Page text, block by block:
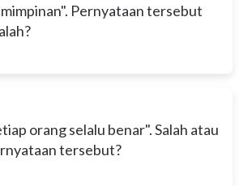
Pernyataan tersebut
orang selalu benar". Salah atau
tersebut?